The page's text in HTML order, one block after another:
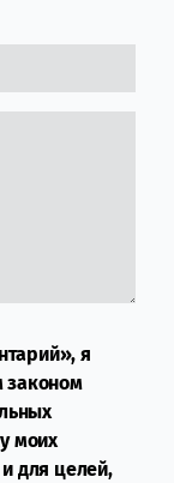
я
законом
моих
для целей,